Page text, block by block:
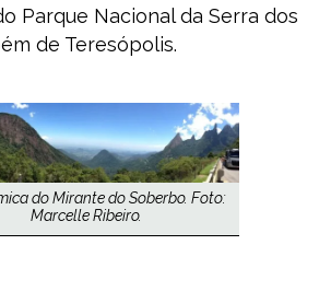
Parque Nacional da Serra dos
de Teresópolis.
do Mirante do Soberbo. Foto:
Marcelle Ribeiro.